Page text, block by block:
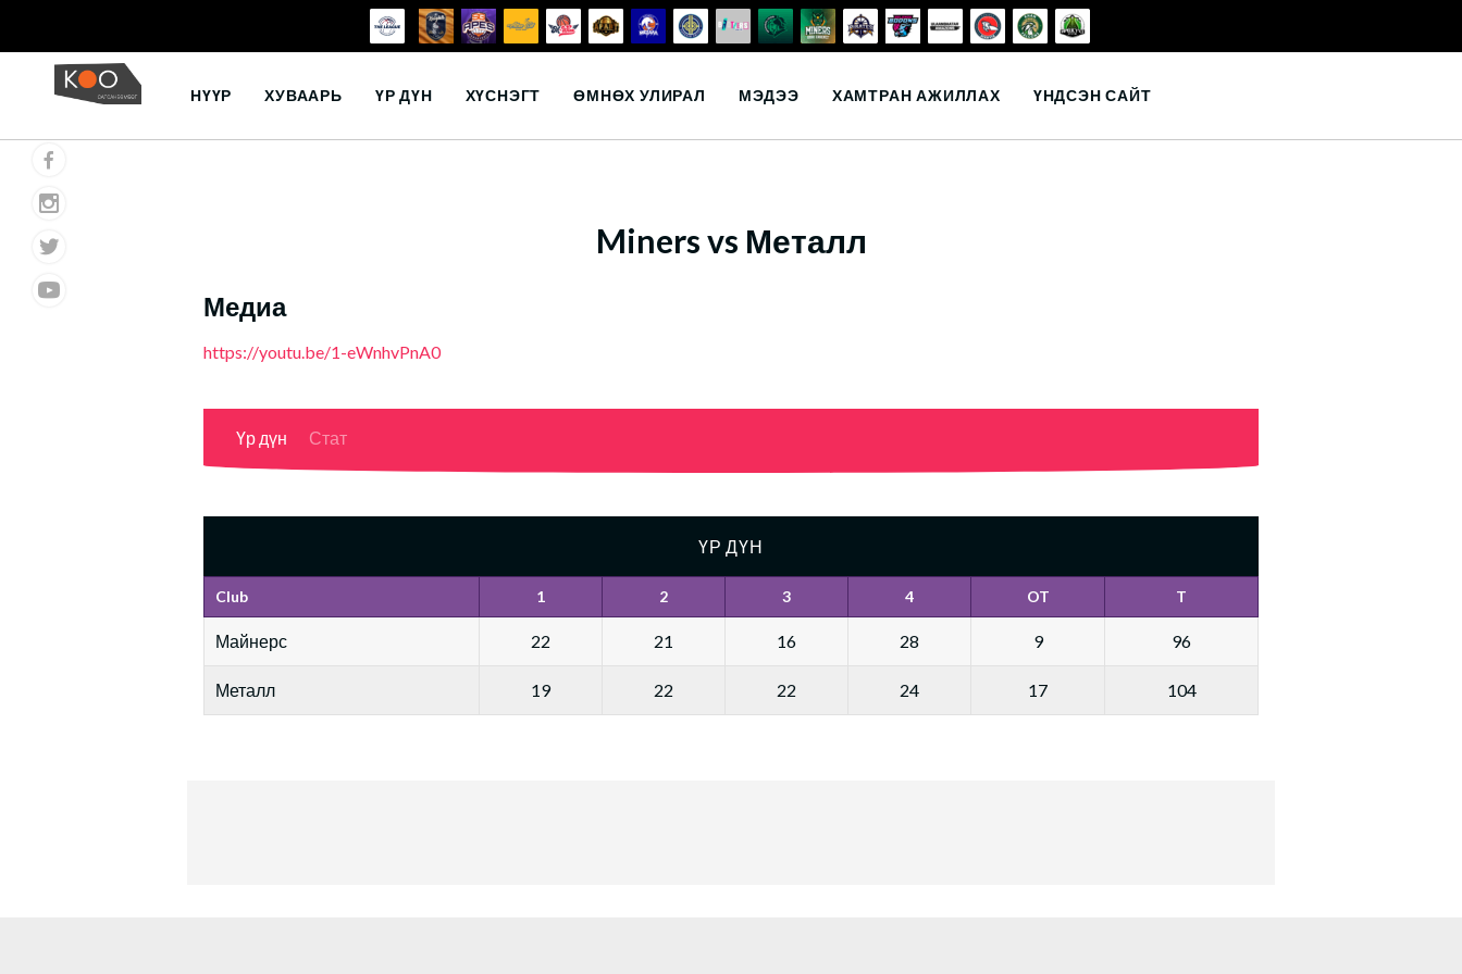
НҮҮР ХУВААРЬ ҮР ДҮН ХҮСНЭГТ ӨМНӨХ УЛИРАЛ МЭДЭЭ ХАМТРАН АЖИЛЛАХ ҮНДСЭН САЙТ
Miners vs Металл
Медиа
https://youtu.be/1-eWnhvPnA0
Үр дүн Стат
ҮР ДҮН
Club 1 2 3 4 OT T
Майнерс 22 21 16 28 9 96
Металл 19 22 22 24 17 104